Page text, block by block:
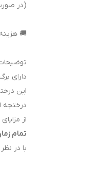
(در
🚚
دارای
این درختچه در مجموع 1 تنه
درختچه
از
تمام
با در